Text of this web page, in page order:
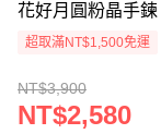
花好月圓粉晶手
超取滿NT$1,500免運
NT$3,900
NT$2,580